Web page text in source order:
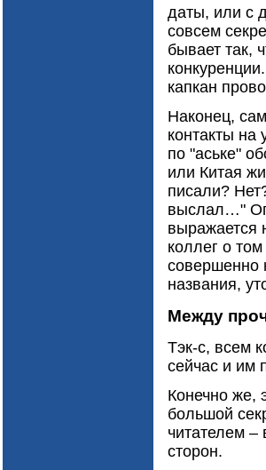
даты, или с
совсем
бывает так,
капкан
Наконец,
контакты на
по "аське"
или Китая
писали?
выслал…"
выражается
коллег о
совершенно
названия,
Между
Тэк-с, всем
сейчас и им
Конечно же,
большой
читателем –
сторон.